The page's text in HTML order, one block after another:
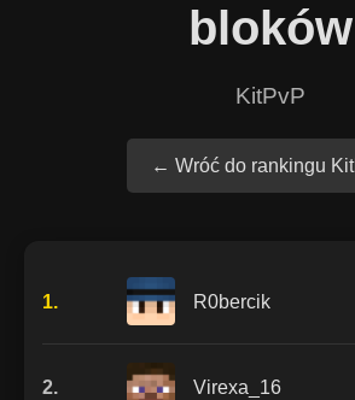
bloków
KitPvP
← Wróć do rankingu
1. R0bercik
2. Virexa_16